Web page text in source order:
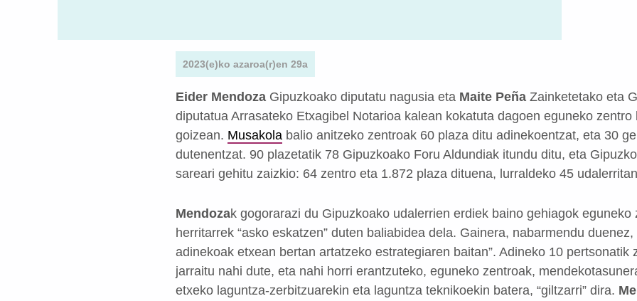
2023(e)ko azaroa(r)en 29a
Eider Mendoza Gipuzkoako diputatu nagusia eta Maite Peña Zainketetako eta
diputatua Arrasateko Etxagibel Notarioa kalean kokatuta dagoen eguneko
goizean. Musakola balio anitzeko zentroak 60 plaza ditu adinekoentzat, eta 30
dutenentzat. 90 plazetatik 78 Gipuzkoako Foru Aldundiak itundu ditu, eta
sareari gehitu zaizkio: 64 zentro eta 1.872 plaza dituena, lurraldeko 45
Mendozak gogorarazi du Gipuzkoako udalerrien erdiek baino gehiagok eguneko
herritarrek “asko eskatzen” duten baliabidea dela. Gainera, nabarmendu duenez,
adinekoak etxean bertan artatzeko estrategiaren baitan”. Adineko 10 pertsonatik
jarraitu nahi dute, eta nahi horri erantzuteko, eguneko zentroak,
etxeko laguntza-zerbitzuarekin eta laguntza teknikoekin batera, “giltzarri” dira.